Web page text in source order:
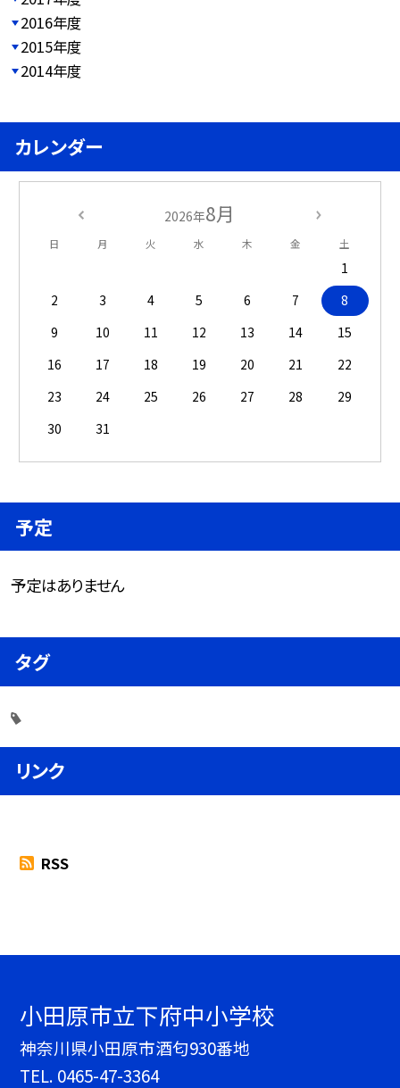
2016年度
2015年度
2014年度
カレンダー
2026年8月
日 月 火 水 木 金 土
1
2
3 4 5 6 7
8
9
10 11 12 13 14
15
16
17 18 19 20 21
22
23
24 25 26 27 28
29
30
31
予定
予定はありません
タグ
リンク
RSS
小田原市立下府中小学校
神奈川県小田原市酒匂930番地
TEL. 0465-47-3364